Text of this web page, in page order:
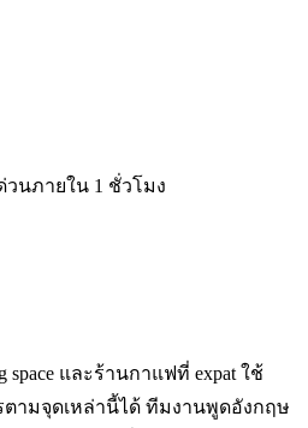
ด่วนภายใน 1 ชั่วโมง
space และร้านกาแฟที่ expat ใช้
ามจุดเหล่านี้ได้ ทีมงานพูดอังกฤษ